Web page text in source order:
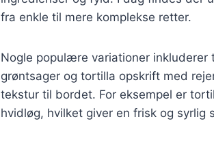
fra enkle til mere komplekse retter.
Nogle populære variationer
grøntsager og tortilla opskrift med
tekstur til bordet. For eksempel er
hvidløg, hvilket giver en frisk og syrlig